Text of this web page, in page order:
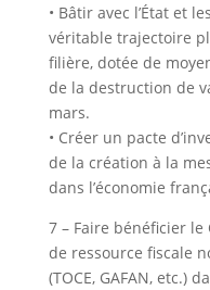
• Bâtir avec l’État et
véritable trajectoire
filière, dotée de
de la destruction de
mars.
• Créer un pacte
de la création à la
dans l’économie
7 – Faire bénéficier
de ressource fiscale
(TOCE, GAFAN, etc.)